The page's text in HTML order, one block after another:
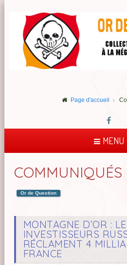
Page d'accueil
MENU
COMMUNIQUÉS
Or de Question
MONTAGNE D’OR :
INVESTISSEURS
RÉCLAMENT 4
FRANCE